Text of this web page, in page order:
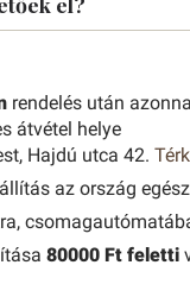
rendelés után
átvétel helye
Hajdú utca 42.
az ország
80000 Ft feletti